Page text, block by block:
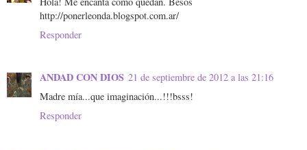
http://ponerleonda.blogspot.com.ar/
Responder
ANDAD CON DIOS 21 de septiembre de 2012 a las 21:16
Madre mía...que imaginación...!!!bsss!
Responder